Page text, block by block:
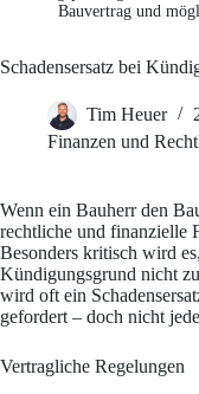
Bauvertrag und
Schadensersatz bei
Tim Heuer
Finanzen und
Wenn ein Bauherr den
rechtliche und finanzielle
Besonders kritisch wird
Kündigungsgrund nicht
wird oft ein
gefordert – doch nicht
Vertragliche Regelungen